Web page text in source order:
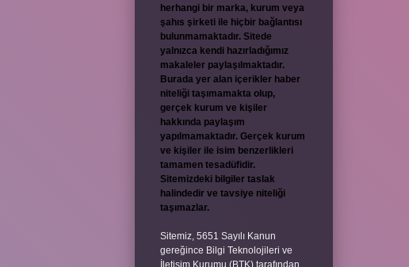
herhangi bir marka, kurum veya
şahıs şirketi ile hiçbir bağlantısı
bulunmamaktadır. Sitede
yalnızca kendi hazırladığımız
makaleler paylaşılmaktadır.
Burada yer alan içerikler haber
niteliği taşımamakta olup,
gerçek kurum ve kişiler
hakkında paylaşım
yapılmamaktadır. Gerçek kurum
ve kişiler ile isim benzerlikleri
tamamen tesadüfidir.
Sitemizdeki bilgiler taslak
halindedir ve tavsiye niteliği
taşımazlar.
Sitemiz, 5651 Sayılı Kanun
gereğince Bilgi Teknolojileri ve
İletişim Kurumu (BTK) tarafından